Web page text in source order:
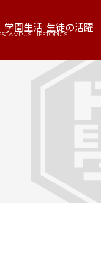
学園生活
CAMPUS LIFE
生徒の活躍
TOPICS